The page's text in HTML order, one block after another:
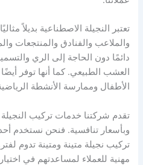
تعتبر النجيلة الاصطناعية بديلاً
والملاعب والفنادق والمنتجعات
دائمًا دون الحاجة إلى الري
العشب الطبيعي. كما أنها توفر
الأطفال وممارسة الأنشطة
تقدم شركتنا خدمات تركيب
وبأسعار تنافسية. فنحن نستخدم
تركيب نجيلة متينة ومتينة تدوم
مهنية للعملاء لمساعدتهم في اختيار